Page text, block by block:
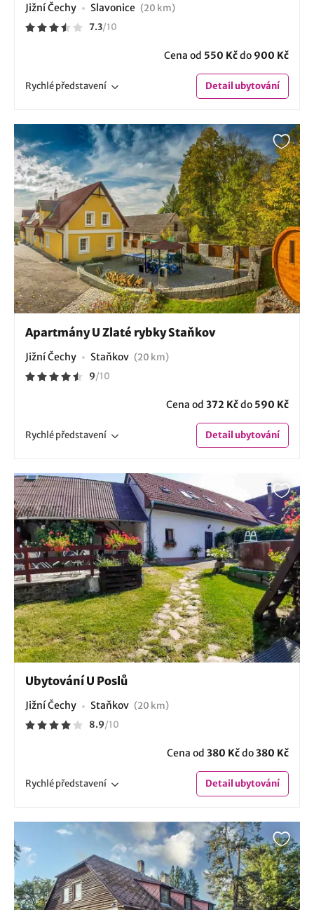
Jižní Čechy Slavonice (20 km)
7.3/10
Cena od 550 Kčdo 900 Kč
Rychlépředstavení Detailubytování
Apartmány U Zlaté rybky Staňkov
Jižní Čechy Staňkov (20 km)
9/10
Cena od 372 Kčdo 590 Kč
Rychlépředstavení Detailubytování
Ubytování U Poslů
Jižní Čechy Staňkov (20 km)
8.9/10
Cena od 380 Kčdo380 Kč
Rychlépředstavení Detailubytování